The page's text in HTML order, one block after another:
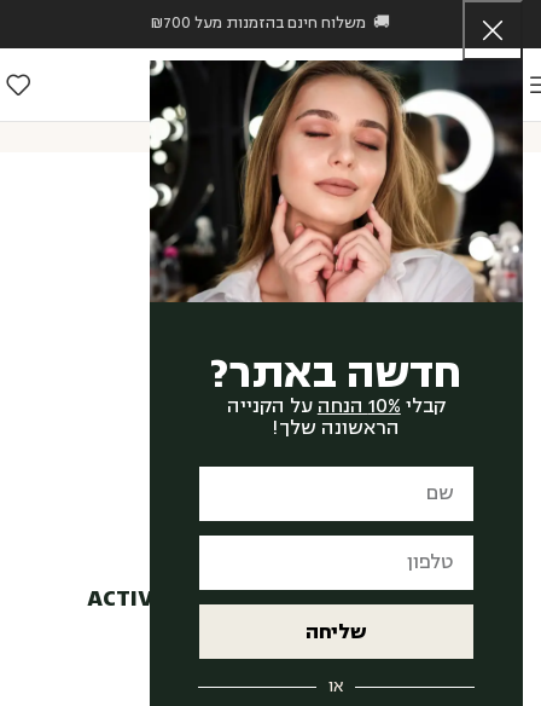
חדשה באתר?
קבלי10% הנחה
על הקנייה
הראשונה שלך!
שליחה
או
🚚 משלוח חינם בהזמנות מעל ₪700
/חנות/
Hava Zingboim
/אקטיב מי פנים טיפוליים – Active Treatment Lotion
אקטיב מי פנים טיפוליים – ACTIVE
TREATMENT LOTION
₪260.00